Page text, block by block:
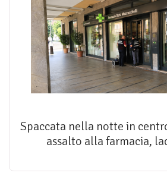
Spaccata nella notte in
assalto alla farmacia,